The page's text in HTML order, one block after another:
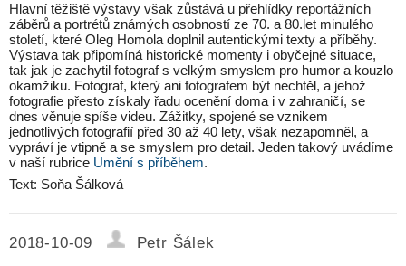
Hlavní těžiště výstavy však zůstává u přehlídky reportážních
záběrů a portrétů známých osobností ze 70. a 80.let minulého
století, které Oleg Homola doplnil autentickými texty a příběhy.
Výstava tak připomíná historické momenty i obyčejné situace,
tak jak je zachytil fotograf s velkým smyslem pro humor a kouzlo
okamžiku. Fotograf, který ani fotografem být nechtěl, a jehož
fotografie přesto získaly řadu ocenění doma i v zahraničí, se
dnes věnuje spíše videu. Zážitky, spojené se vznikem
jednotlivých fotografií před 30 až 40 lety, však nezapomněl, a
vypráví je vtipně a se smyslem pro detail. Jeden takový uvádíme
v naší rubrice Umění s příběhem.
Text: Soňa Šálková
2018-10-09
Petr Šálek